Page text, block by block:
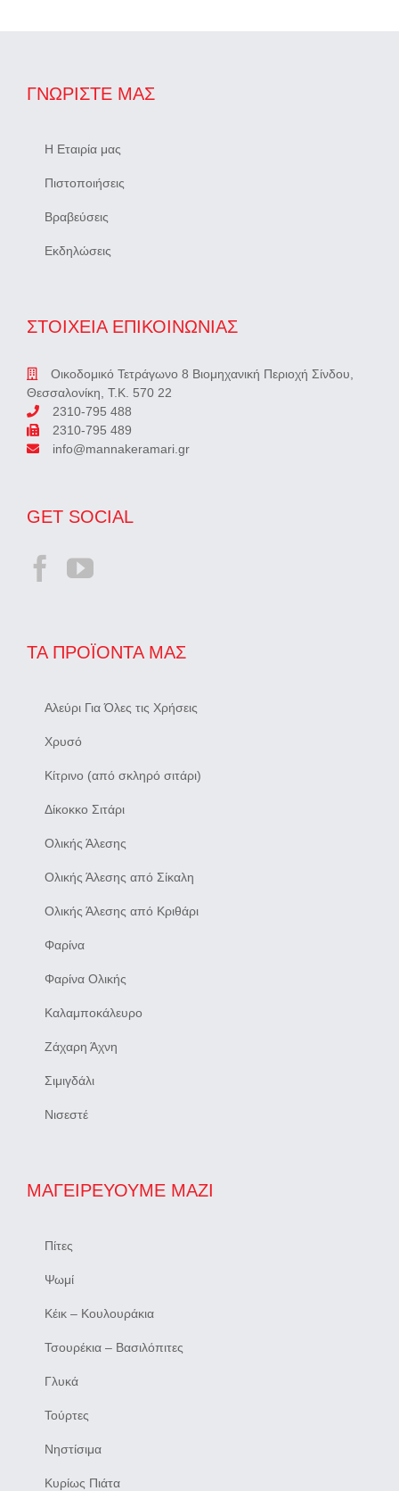
ΓΝΩΡΊΣΤΕ ΜΑΣ
Η Εταιρία μας
Πιστοποιήσεις
Βραβεύσεις
Εκδηλώσεις
ΣΤΟΙΧΕΙΑ ΕΠΙΚΟΙΝΩΝΙΑΣ
Οικοδομικό Τετράγωνο 8 Βιομηχανική Περιοχή Σίνδου,
Θεσσαλονίκη, Τ.Κ. 570 22
2310-795 488
2310-795 489
info@mannakeramari.gr
GET SOCIAL
ΤΑ ΠΡΟΪΌΝΤΑ ΜΑΣ
Αλεύρι Για Όλες τις Χρήσεις
Χρυσό
Κίτρινο (από σκληρό σιτάρι)
Δίκοκκο Σιτάρι
Ολικής Άλεσης
Ολικής Άλεσης από Σίκαλη
Ολικής Άλεσης από Κριθάρι
Φαρίνα
Φαρίνα Ολικής
Καλαμποκάλευρο
Ζάχαρη Άχνη
Σιμιγδάλι
Νισεστέ
ΜΑΓΕΙΡΕΎΟΥΜΕ ΜΑΖΊ
Πίτες
Ψωμί
Κέικ – Κουλουράκια
Τσουρέκια – Βασιλόπιτες
Γλυκά
Τούρτες
Νηστίσιμα
Κυρίως Πιάτα